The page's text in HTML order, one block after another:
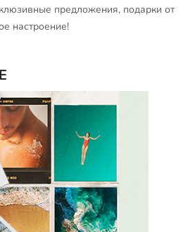
предложения, подарки от
настроение!